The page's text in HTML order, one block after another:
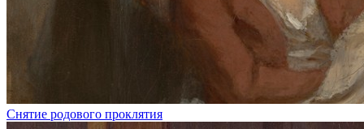
Снятие родового проклятия